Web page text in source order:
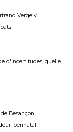
Vergely
d'incertitudes, quelle
Besançon
périnatal